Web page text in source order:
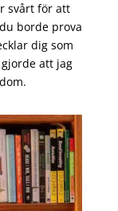
svårt för att
borde prova
dig som
att jag